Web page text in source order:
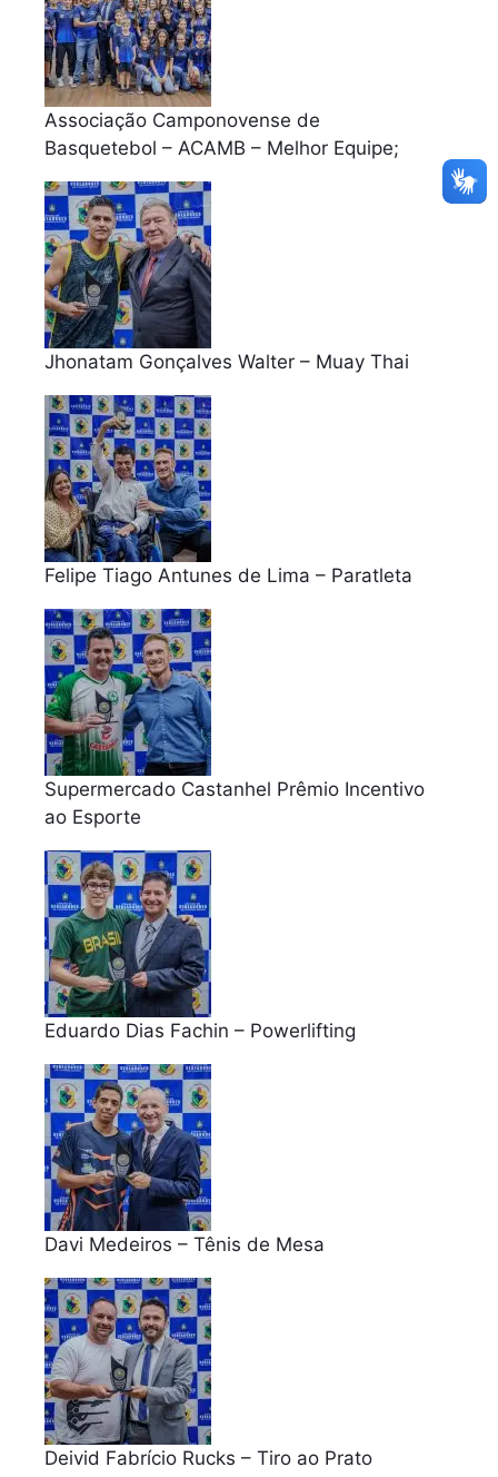
Associação Camponovense de
Basquetebol – ACAMB – Melhor Equipe;
Jhonatam Gonçalves Walter – Muay Thai
Felipe Tiago Antunes de Lima – Paratleta
Supermercado Castanhel Prêmio Incentivo
ao Esporte
Eduardo Dias Fachin – Powerlifting
Davi Medeiros – Tênis de Mesa
Deivid Fabrício Rucks – Tiro ao Prato